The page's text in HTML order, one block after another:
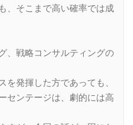
、そこまで高い確率では成
、戦略コンサルティングの
を発揮した方であっても、
センテージは、劇的には高